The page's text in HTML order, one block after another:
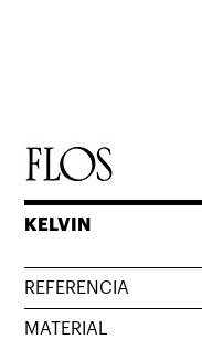
KELVIN
REFERENCIA
MATERIAL